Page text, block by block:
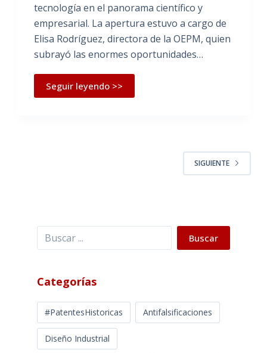
tecnología en el panorama científico y
empresarial. La apertura estuvo a cargo de
Elisa Rodríguez, directora de la OEPM, quien
subrayó las enormes oportunidades…
Seguir leyendo >>
SIGUIENTE
Buscar Buscar
Categorías
#PatentesHistoricas Antifalsificaciones
Diseño Industrial